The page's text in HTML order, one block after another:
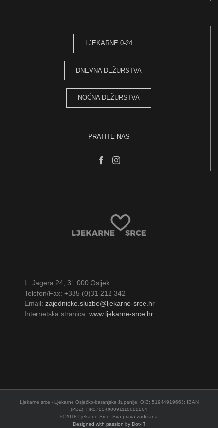
LJEKARNE 0-24
DNEVNA DEŽURSTVA
NOĆNA DEŽURSTVA
PRATITE NAS
L. Jagera 24, 31 000 Osijek
Telefon/Fax: +385 (0)31 212 342
Email: zajednicke.sluzbe@ljekarne-srce.hr
Internetska stranica: www.ljekarne-srce.hr
Ljekarne srce - Ljekarne Osječko-baranjske županije; OIB: 51944919663; IBAN
(PBZ): HR3723400091110022264
© 2018 Ljekarne Srce; Sva prava zadržana
Designed with passion by Dot-IT